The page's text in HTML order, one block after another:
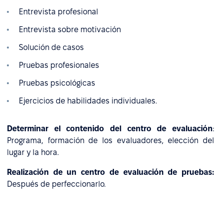
Entrevista profesional
Entrevista sobre motivación
Solución de casos
Pruebas profesionales
Pruebas psicológicas
Ejercicios de habilidades individuales.
Determinar el contenido del centro de evaluación:
Programa, formación de los evaluadores, elección del
lugar y la hora.
Realización de un centro de evaluación de pruebas:
Después de perfeccionarlo.